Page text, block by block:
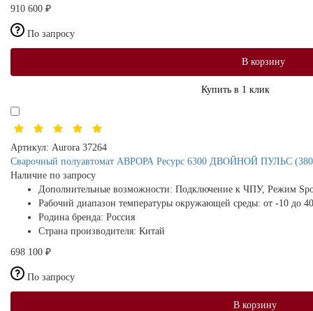
910 600 ₽
По запросу
В корзину
Купить в 1 клик
Артикул: Aurora 37264
Сварочный полуавтомат АВРОРА Ресурс 6300 ДВОЙНОЙ ПУЛЬС
Наличие по запросу
Дополнительные возможности: Подключение к ЧПУ, Режим
Рабочий диапазон температуры окружающей среды: от -10 до
Родина бренда: Россия
Страна производителя: Китай
698 100 ₽
По запросу
В корзину